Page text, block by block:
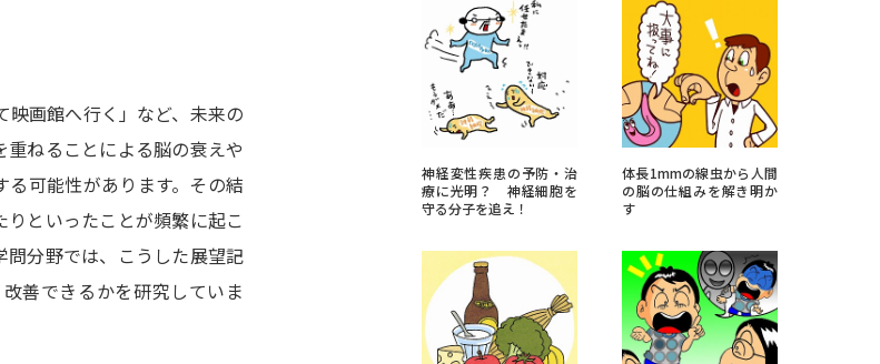
大学検索
大学で学べる内容や特徴を調べる
新増設大学・学部・学科特集
データサイエンス特集
奨学金・特待生制度特集
デジタルパンフレット
進路の３択
新学年スタート号特集ページ（高3生用）
新学年スタート号特集ページ（高2生用）
SELFBRAND特集ページ
映画館へ行く」など、未来の
ねることによる脳の衰えや
可能性があります。その結
といったことが頻繁に起こ
分野では、こうした展望記
善できるかを研究していま
神経変性疾患の予防・治
療に光明？ 神経細胞を
守る分子を追え！
体長1mmの線虫から人間
の脳の仕組みを解き明か
す